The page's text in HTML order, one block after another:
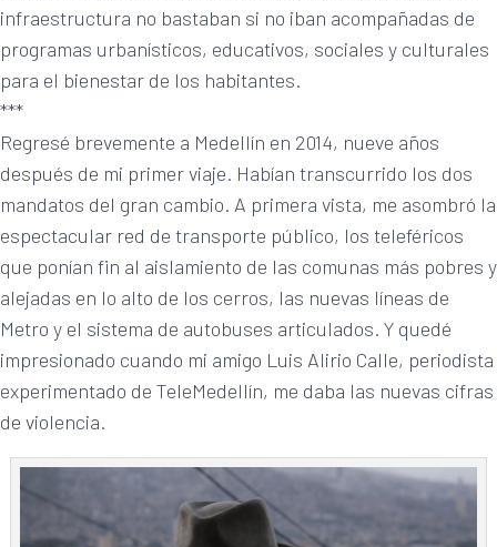
infraestructura no bastaban si no iban acompañadas de
programas urbanísticos, educativos, sociales y culturales
para el bienestar de los habitantes.
***
Regresé brevemente a Medellín en 2014, nueve años
después de mi primer viaje. Habían transcurrido los dos
mandatos del gran cambio. A primera vista, me asombró la
espectacular red de transporte público, los teleféricos
que ponían fin al aislamiento de las comunas más pobres y
alejadas en lo alto de los cerros, las nuevas líneas de
Metro y el sistema de autobuses articulados. Y quedé
impresionado cuando mi amigo Luis Alirio Calle, periodista
experimentado de TeleMedellín, me daba las nuevas cifras
de violencia.